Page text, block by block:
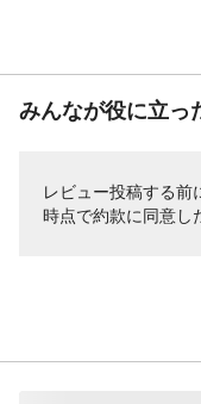
みんなが役に立っ
レビュー投稿する前
時点で約款に同意し